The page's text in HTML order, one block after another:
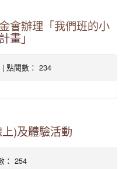
會辦理「我們班的小
畫」
| 點閱數： 234
)及體驗活動
： 254